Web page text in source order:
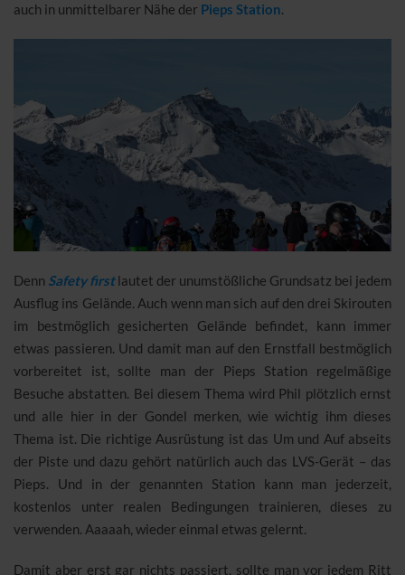
auch in unmittelbarer Nähe der Pieps Station.
Denn Safety firstlautet der unumstößliche Grundsatz bei jedem
Ausflug ins Gelände. Auch wenn man sich auf den drei Skirouten
im bestmöglich gesicherten Gelände befindet, kann immer
etwas passieren. Und damit man auf den Ernstfall bestmöglich
vorbereitet ist, sollte man der Pieps Station regelmäßige
Besuche abstatten. Bei diesem Thema wird Phil plötzlich ernst
und alle hier in der Gondel merken, wie wichtig ihm dieses
Thema ist. Die richtige Ausrüstung ist das Um und Auf abseits
der Piste und dazu gehört natürlich auch das LVS-Gerät – das
Pieps. Und in der genannten Station kann man jederzeit,
kostenlos unter realen Bedingungen trainieren, dieses zu
verwenden. Aaaaah, wieder einmal etwas gelernt.
Damit aber erst gar nichts passiert, sollte man vor jedem Ritt